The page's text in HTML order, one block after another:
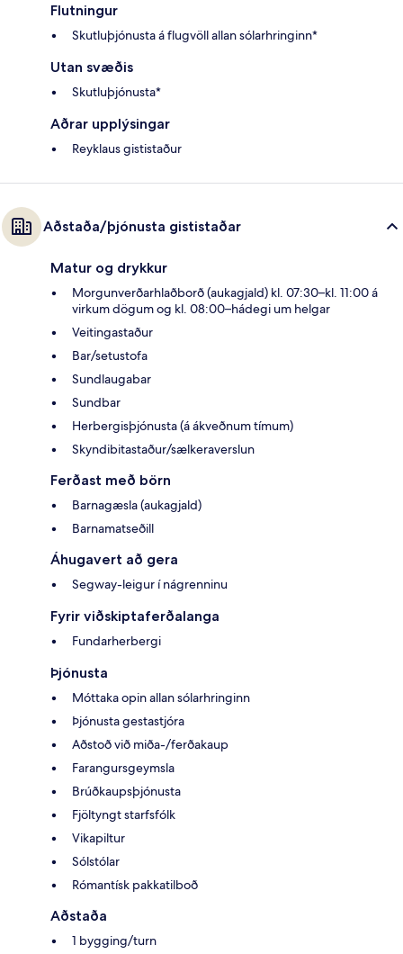
Flutningur
Skutluþjónusta á flugvöll allan sólarhringinn*
Utan svæðis
Skutluþjónusta*
Aðrar upplýsingar
Reyklaus gististaður
Aðstaða/þjónusta gististaðar
Matur og drykkur
Morgunverðarhlaðborð (aukagjald) kl. 07:30–kl. 11:00 á
virkum dögum og kl. 08:00–hádegi um helgar
Veitingastaður
Bar/setustofa
Sundlaugabar
Sundbar
Herbergisþjónusta (á ákveðnum tímum)
Skyndibitastaður/sælkeraverslun
Ferðast með börn
Barnagæsla (aukagjald)
Barnamatseðill
Áhugavert að gera
Segway-leigur í nágrenninu
Fyrir viðskiptaferðalanga
Fundarherbergi
Þjónusta
Móttaka opin allan sólarhringinn
Þjónusta gestastjóra
Aðstoð við miða-/ferðakaup
Farangursgeymsla
Brúðkaupsþjónusta
Fjöltyngt starfsfólk
Vikapiltur
Sólstólar
Rómantísk pakkatilboð
Aðstaða
1 bygging/turn